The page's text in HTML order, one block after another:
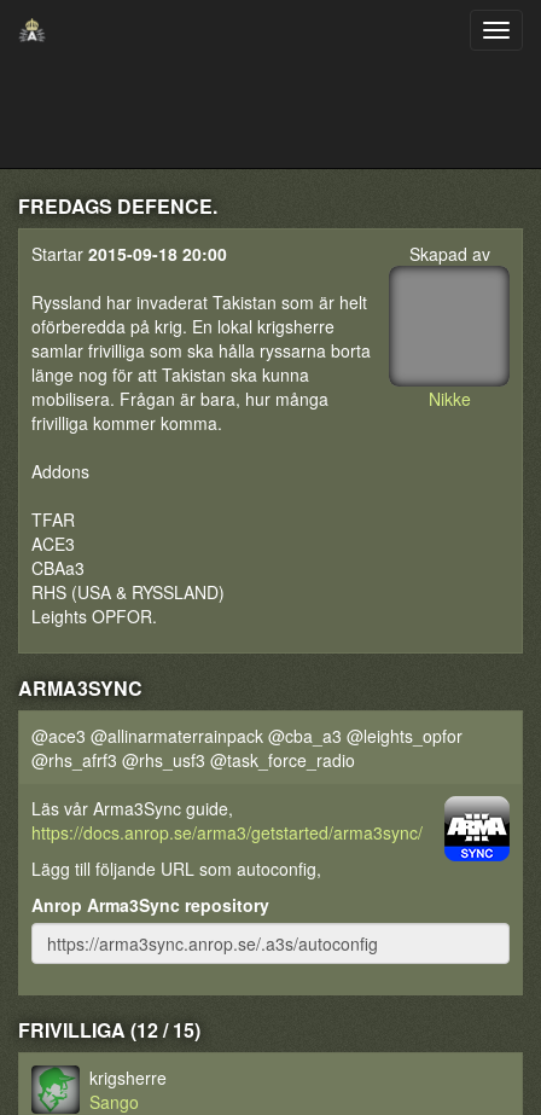
FREDAGS DEFENCE.
Skapad av
Nikke
Startar 2015-09-18 20:00
Ryssland har invaderat Takistan som är helt
oförberedda på krig. En lokal krigsherre
samlar frivilliga som ska hålla ryssarna borta
länge nog för att Takistan ska kunna
mobilisera. Frågan är bara, hur många
frivilliga kommer komma.
Addons
TFAR
ACE3
CBAa3
RHS (USA & RYSSLAND)
Leights OPFOR.
ARMA3SYNC
@ace3 @allinarmaterrainpack @cba_a3 @leights_opfor
@rhs_afrf3 @rhs_usf3 @task_force_radio
Läs vår Arma3Sync guide,
https://docs.anrop.se/arma3/getstarted/arma3sync/
Lägg till följande URL som autoconfig,
Anrop Arma3Sync repository
FRIVILLIGA (12 / 15)
krigsherre
Sango